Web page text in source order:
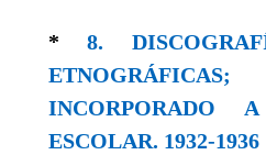
*8.
INCORPORADO
ESCOLAR. 1932-1936